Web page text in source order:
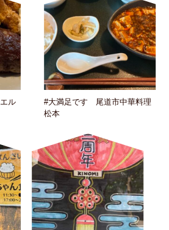
ル
#大満足です 尾道市中華料理
松本